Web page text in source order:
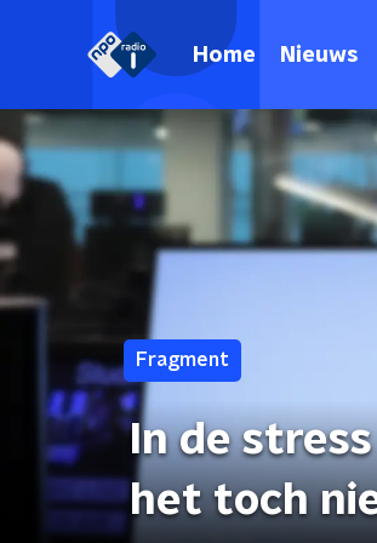
Home Nieuws
Fragment
In de
het toch